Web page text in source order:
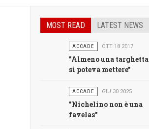
MOST READ LATEST NEWS
ACCADE OTT 18 2017
"Almeno una targhetta
si poteva mettere"
ACCADE GIU 30 2025
"Nichelino non è una
favelas"